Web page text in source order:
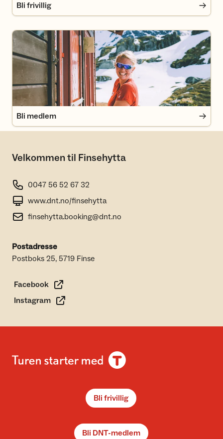
Bli frivillig
Bli medlem
Bli medlem
Velkommen til Finsehytta
0047 56 52 67 32
www.dnt.no/finsehytta
finsehytta.booking@dnt.no
Postadresse
Postboks 25, 5719 Finse
Facebook
Instagram
Bli frivillig
Bli DNT-medlem